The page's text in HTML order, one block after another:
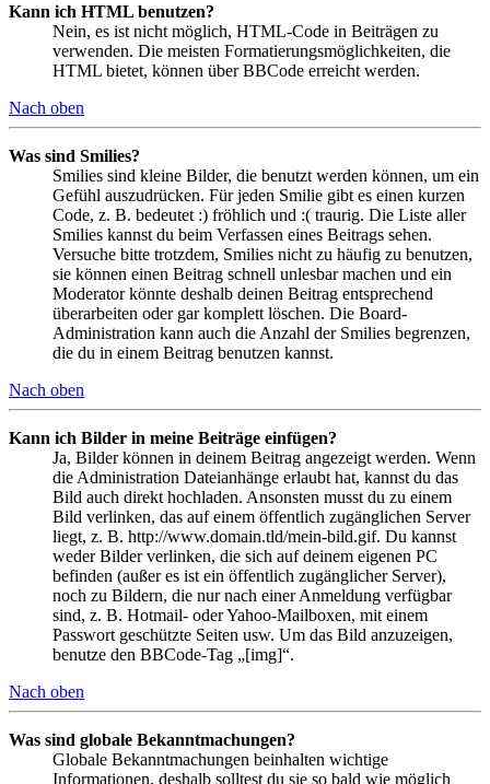
Kann ich HTML benutzen?
Nein, es ist nicht möglich, HTML-Code in Beiträgen zu
verwenden. Die meisten Formatierungsmöglichkeiten, die
HTML bietet, können über BBCode erreicht werden.
Nach oben
Was sind Smilies?
Smilies sind kleine Bilder, die benutzt werden können, um ein
Gefühl auszudrücken. Für jeden Smilie gibt es einen kurzen
Code, z. B. bedeutet :) fröhlich und :( traurig. Die Liste aller
Smilies kannst du beim Verfassen eines Beitrags sehen.
Versuche bitte trotzdem, Smilies nicht zu häufig zu benutzen,
sie können einen Beitrag schnell unlesbar machen und ein
Moderator könnte deshalb deinen Beitrag entsprechend
überarbeiten oder gar komplett löschen. Die Board-
Administration kann auch die Anzahl der Smilies begrenzen,
die du in einem Beitrag benutzen kannst.
Nach oben
Kann ich Bilder in meine Beiträge einfügen?
Ja, Bilder können in deinem Beitrag angezeigt werden. Wenn
die Administration Dateianhänge erlaubt hat, kannst du das
Bild auch direkt hochladen. Ansonsten musst du zu einem
Bild verlinken, das auf einem öffentlich zugänglichen Server
liegt, z. B. http://www.domain.tld/mein-bild.gif. Du kannst
weder Bilder verlinken, die sich auf deinem eigenen PC
befinden (außer es ist ein öffentlich zugänglicher Server),
noch zu Bildern, die nur nach einer Anmeldung verfügbar
sind, z. B. Hotmail- oder Yahoo-Mailboxen, mit einem
Passwort geschützte Seiten usw. Um das Bild anzuzeigen,
benutze den BBCode-Tag „[img]“.
Nach oben
Was sind globale Bekanntmachungen?
Globale Bekanntmachungen beinhalten wichtige
Informationen, deshalb solltest du sie so bald wie möglich